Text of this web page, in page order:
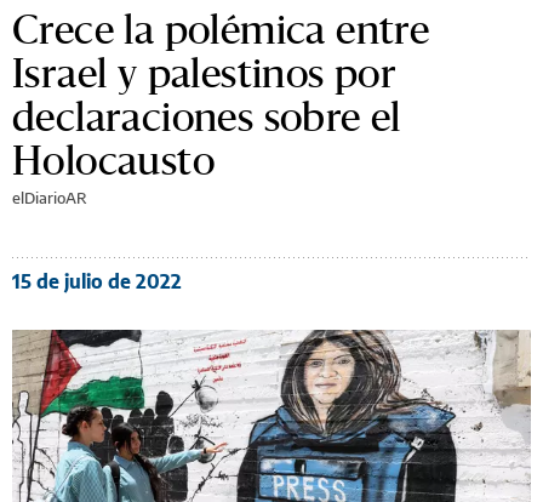
Crece la polémica entre
Israel y palestinos por
declaraciones sobre el
Holocausto
elDiarioAR
15 de julio de 2022